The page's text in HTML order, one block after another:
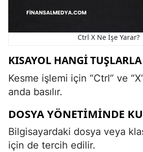
Ctrl X Ne İşe Yarar?
KISAYOL HANGI
Kesme işlemi için “Ctrl” ve
anda basılır.
DOSYA YÖNETIMINDE
Bilgisayardaki dosya veya
için de tercih edilir.